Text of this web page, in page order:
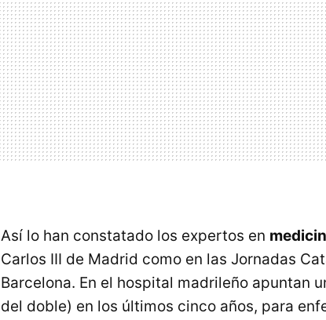
Así lo han constatado los expertos en
Carlos III de Madrid como en las Jornadas
Barcelona. En el hospital madrileño apuntan
del doble) en los últimos cinco años, para